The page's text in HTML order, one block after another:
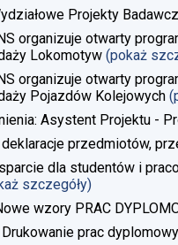
Projekty
organizuje otwarty
Lokomotyw (pokaż
organizuje otwarty
Pojazdów Kolejowych
Asystent Projektu -
deklaracje przedmiotów,
dla studentów i
szczegóły)
wzory PRAC
Drukowanie prac